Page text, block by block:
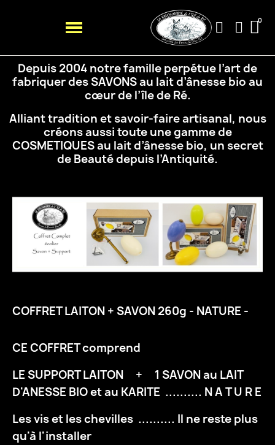
Depuis 2004 notre famille perpétue l’art de
fabriquer des SAVONS au lait d’ânesse bio au
cœur de l’île de Ré.
Alliant tradition et savoir-faire artisanal, nous
créons aussi toute une gamme de
COSMETIQUES au lait d’ânesse bio, un secret
de Beauté depuis l’Antiquité.
COFFRET LAITON + SAVON 260g - NATURE -
CE COFFRET comprend
LE SUPPORT LAITON + 1 SAVON au LAIT
D'ANESSE BIO et au KARITE .......... N A T U R E
Les vis et les chevilles .......... Il ne reste plus
qu'à l'installer